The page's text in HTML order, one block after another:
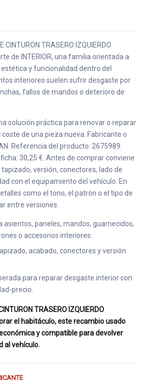
CINTURON TRASERO IZQUIERDO
de INTERIOR, una familia orientada a
y funcionalidad dentro del
interiores suelen sufrir desgaste por
fallos de mandos o deterioro de
solución práctica para renovar o reparar
de una pieza nueva. Fabricante o
Referencia del producto: 2675989.
30,25 €. Antes de comprar conviene
versión, conectores, lado de
con el equipamiento del vehículo. En
como el tono, el patrón o el tipo de
entre versiones.
asientos, paneles, mandos, guarnecidos,
o accesorios interiores.
acabado, conectores y versión
para reparar desgaste interior con
precio.
TRASERO IZQUIERDO
el habitáculo, este recambio usado
y compatible para devolver
al vehículo.